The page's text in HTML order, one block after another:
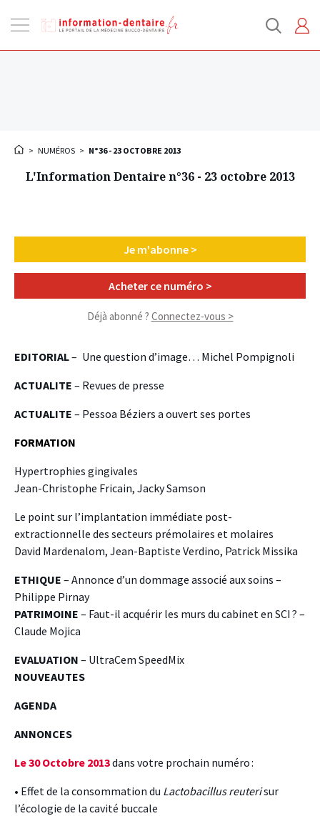
la
> NUMÉROS > N°36 - 23 OCTOBRE 2013
L'Information Dentaire n°36 - 23 octobre 2013
Je m'abonne >
Acheter ce numéro >
Déjà abonné ? Connectez-vous >
EDITORIAL– Une question d’image… Michel Pompignoli
ACTUALITE – Revues de presse
ACTUALITE – Pessoa Béziers a ouvert ses portes
FORMATION
Hypertrophies gingivales
Jean-Christophe Fricain, Jacky Samson
Le point sur l’implantation immédiate post-
extractionnelle des secteurs prémolaires et molaires
David Mardenalom, Jean-Baptiste Verdino, Patrick Missika
ETHIQUE – Annonce d’un dommage associé aux soins –
Philippe Pirnay
PATRIMOINE – Faut-il acquérir les murs du cabinet en SCI ? –
Claude Mojica
EVALUATION – UltraCem SpeedMix
NOUVEAUTES
AGENDA
ANNONCES
Le 30 Octobre 2013dans votre prochain numéro :
• Effet de la consommation du Lactobacillus reuterisur
l’écologie de la cavité buccale